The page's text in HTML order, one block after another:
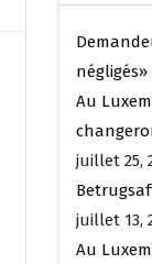
négligés»
Au
juillet 25,
juillet 13,
Au